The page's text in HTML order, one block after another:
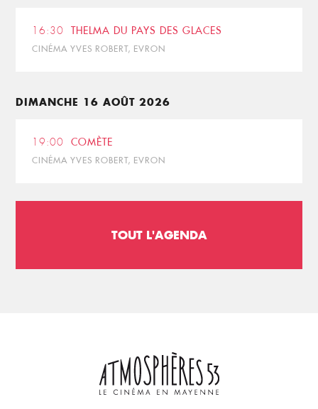
16:30 THELMA DU PAYS DES GLACES
CINÉMA YVES ROBERT, EVRON
DIMANCHE 16 AOÛT 2026
19:00 COMÈTE
CINÉMA YVES ROBERT, EVRON
TOUT L'AGENDA